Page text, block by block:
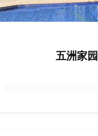
五洲家园